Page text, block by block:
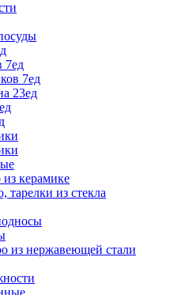
7ед
7ед
23ед
керамике
тарелки из стекла
из нержавеющей стали